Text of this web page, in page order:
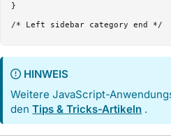
}
HINWEIS
Weitere JavaScript-
denTips & Tricks-Artikeln .